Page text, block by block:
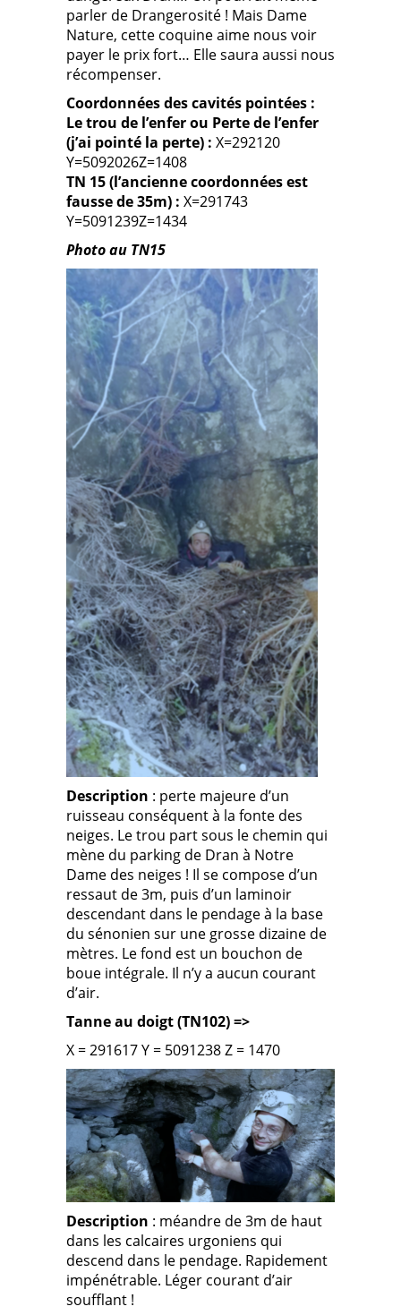
parler de Drangerosité ! Mais Dame
Nature, cette coquine aime nous voir
payer le prix fort… Elle saura aussi nous
récompenser.
Coordonnées des cavités pointées :
Le trou de l’enfer ou Perte de l’enfer
(j’ai pointé la perte) : X=292120
Y=5092026Z=1408
TN 15 (l’ancienne coordonnées est
fausse de 35m) : X=291743
Y=5091239Z=1434
Photo au TN15
Description : perte majeure d’un
ruisseau conséquent à la fonte des
neiges. Le trou part sous le chemin qui
mène du parking de Dran à Notre
Dame des neiges ! Il se compose d’un
ressaut de 3m, puis d’un laminoir
descendant dans le pendage à la base
du sénonien sur une grosse dizaine de
mètres. Le fond est un bouchon de
boue intégrale. Il n’y a aucun courant
d’air.
Tanne au doigt (TN102) =>
X = 291617 Y = 5091238 Z = 1470
Description : méandre de 3m de haut
dans les calcaires urgoniens qui
descend dans le pendage. Rapidement
impénétrable. Léger courant d’air
soufflant !